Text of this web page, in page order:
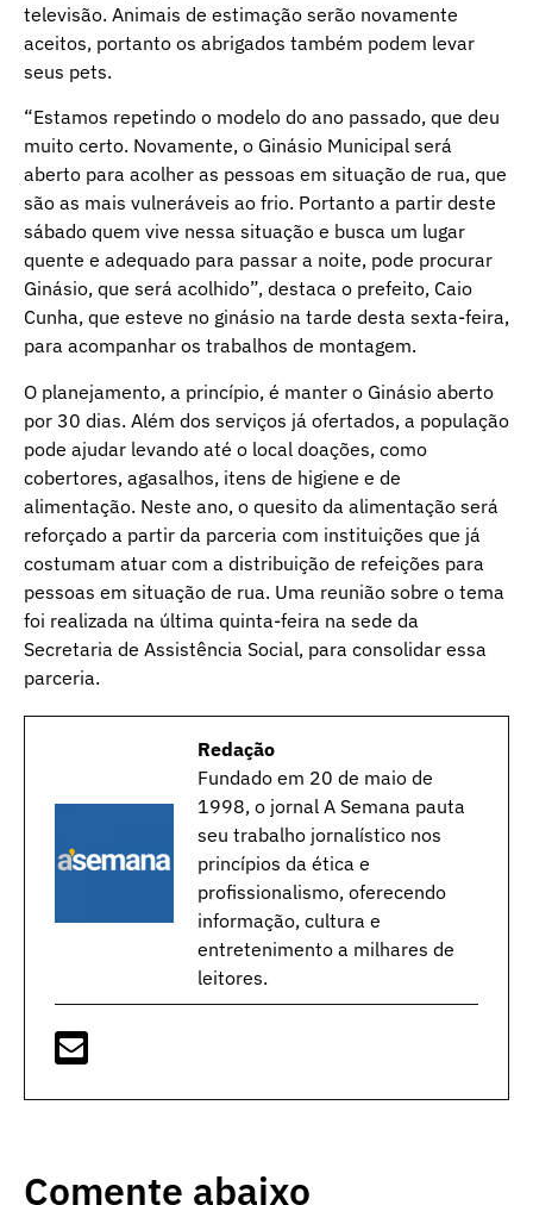
televisão. Animais de estimação serão novamente
aceitos, portanto os abrigados também podem levar
seus pets.
“Estamos repetindo o modelo do ano passado, que deu
muito certo. Novamente, o Ginásio Municipal será
aberto para acolher as pessoas em situação de rua, que
são as mais vulneráveis ao frio. Portanto a partir deste
sábado quem vive nessa situação e busca um lugar
quente e adequado para passar a noite, pode procurar
Ginásio, que será acolhido”, destaca o prefeito, Caio
Cunha, que esteve no ginásio na tarde desta sexta-feira,
para acompanhar os trabalhos de montagem.
O planejamento, a princípio, é manter o Ginásio aberto
por 30 dias. Além dos serviços já ofertados, a população
pode ajudar levando até o local doações, como
cobertores, agasalhos, itens de higiene e de
alimentação. Neste ano, o quesito da alimentação será
reforçado a partir da parceria com instituições que já
costumam atuar com a distribuição de refeições para
pessoas em situação de rua. Uma reunião sobre o tema
foi realizada na última quinta-feira na sede da
Secretaria de Assistência Social, para consolidar essa
parceria.
Redação
Fundado em 20 de maio de
1998, o jornal A Semana pauta
seu trabalho jornalístico nos
princípios da ética e
profissionalismo, oferecendo
informação, cultura e
entretenimento a milhares de
leitores.
Comente abaixo